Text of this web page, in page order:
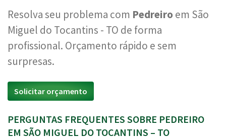
Resolva seu problema com Pedreiro em São
Miguel do Tocantins - TO de forma
profissional. Orçamento rápido e sem
surpresas.
Solicitar orçamento
PERGUNTAS FREQUENTES SOBRE PEDREIRO
EM SÃO MIGUEL DO TOCANTINS – TO